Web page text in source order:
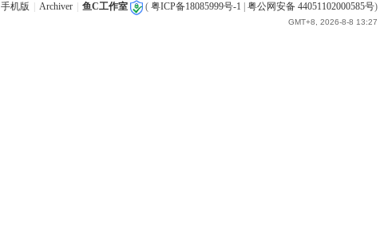
手机版 Archiver 鱼C工作室 ( 粤ICP备18085999号-1 粤公网安备 44051102000585号)
GMT+8, 2026-8-8 13:27